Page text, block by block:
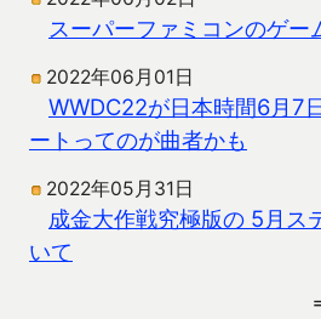
スーパーファミコンのゲー
2022年06月01日
WWDC22が日本時間6月7
ートってのが曲者かも
2022年05月31日
成金大作戦究極版の 5月ス
いて